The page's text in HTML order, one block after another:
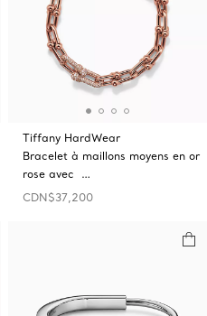
Tiffany HardWear
Bracelet à maillons moyens en or
rose avec …
CDN$37,200